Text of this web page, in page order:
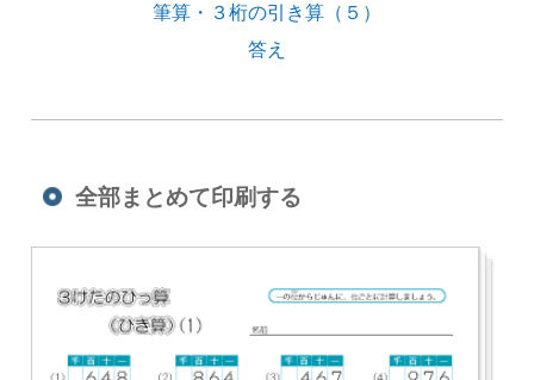
筆算・３桁の引き算（５）
答え
全部まとめて印刷する